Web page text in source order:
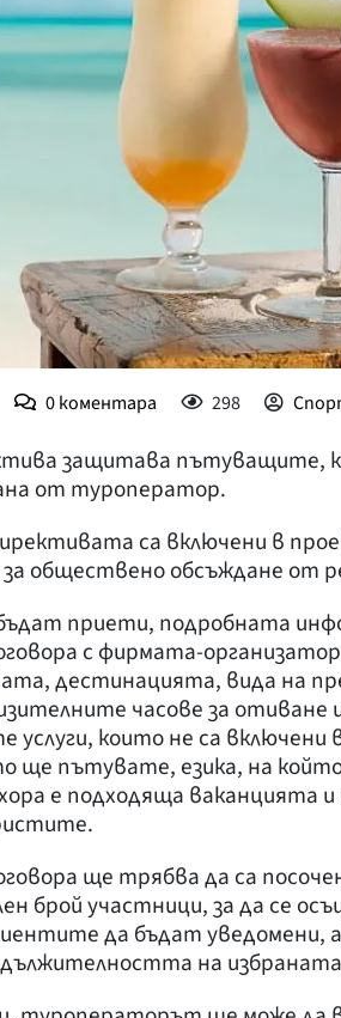
0коментара 298
защитава пътуващите,
от туроператор.
са включени в
обществено обсъждане от
приети, подробната
с фирмата-
дестинацията, вида на
часове за
които не са включени
ще пътувате, езика, на
хора е подходяща ваканцията
ще трябва да са
брой участници, за да се
да бъдат уведомени,
на